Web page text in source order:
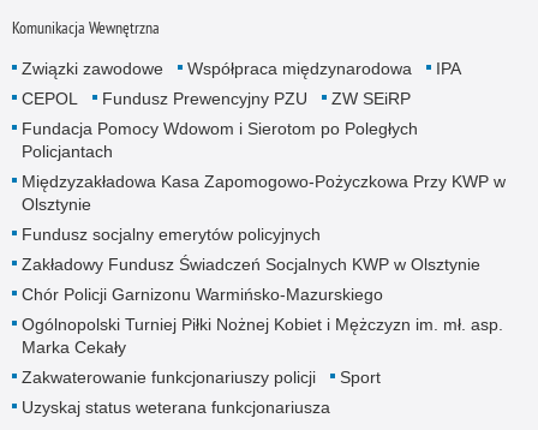
Komunikacja Wewnętrzna
Związki zawodowe Współpraca międzynarodowa
IPA
CEPOL
Fundusz Prewencyjny PZU
ZW SEiRP
Fundacja Pomocy Wdowom i Sierotom po Poległych
Policjantach
Międzyzakładowa Kasa Zapomogowo-Pożyczkowa Przy KWP w
Olsztynie
Fundusz socjalny emerytów policyjnych
Zakładowy Fundusz Świadczeń Socjalnych KWP w Olsztynie
Chór Policji Garnizonu Warmińsko-Mazurskiego
Ogólnopolski Turniej Piłki Nożnej Kobiet i Mężczyzn im. mł. asp.
Marka Cekały
Zakwaterowanie funkcjonariuszy policji
Sport
Uzyskaj status weterana funkcjonariusza